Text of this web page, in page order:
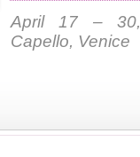
April 17 – 30,
Capello, Venice